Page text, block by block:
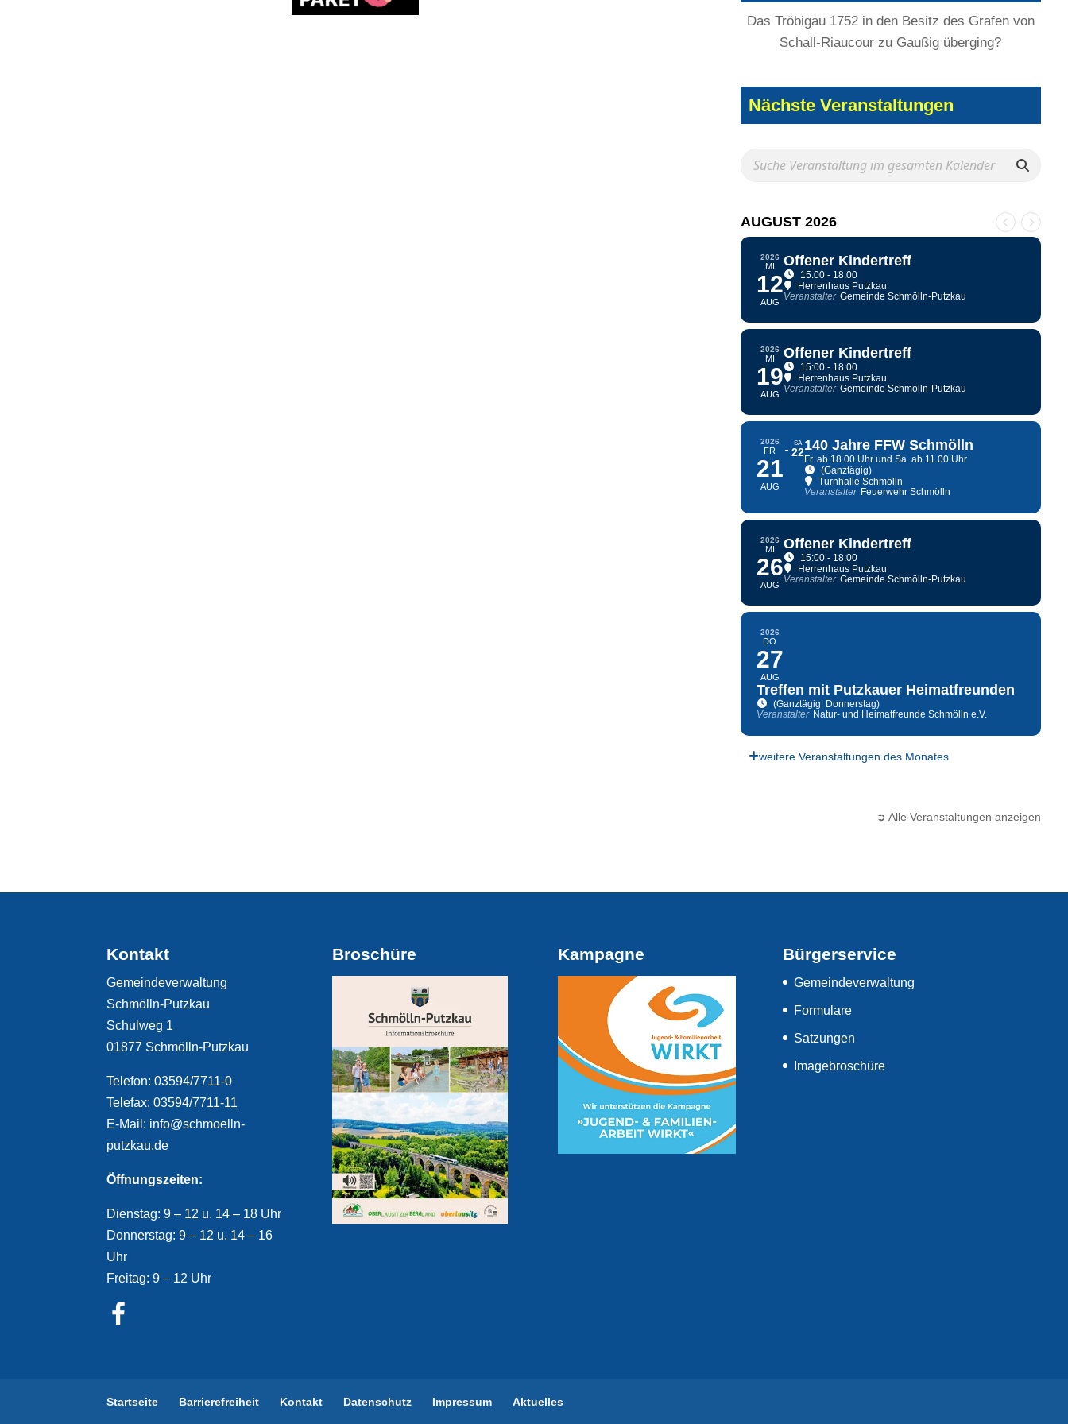
Das Tröbigau 1752 in den Besitz des Grafen von
Schall-Riaucour zu Gaußig überging?
Nächste Veranstaltungen
AUGUST 2026
2026
MI
12
AUG
Offener Kindertreff
15:00 - 18:00
Herrenhaus Putzkau
Veranstalter Gemeinde Schmölln-Putzkau
2026
MI
19
AUG
Offener Kindertreff
15:00 - 18:00
Herrenhaus Putzkau
Veranstalter Gemeinde Schmölln-Putzkau
2026
FR
21
AUG
SA
22140 Jahre FFW Schmölln
Fr. ab 18.00 Uhr und Sa. ab 11.00 Uhr
(Ganztägig)
Turnhalle Schmölln
Veranstalter Feuerwehr Schmölln
2026
MI
26
AUG
Offener Kindertreff
15:00 - 18:00
Herrenhaus Putzkau
Veranstalter Gemeinde Schmölln-Putzkau
2026
DO
27
AUG
Treffen mit Putzkauer Heimatfreunden
(Ganztägig: Donnerstag)
Veranstalter Natur- und Heimatfreunde Schmölln e.V.
weitere Veranstaltungen des Monates
➲ Alle Veranstaltungen anzeigen
Kontakt
Gemeindeverwaltung
Schmölln-Putzkau
Schulweg 1
01877 Schmölln-Putzkau
Telefon: 03594/7711-0
Telefax: 03594/7711-11
E-Mail: info@schmoelln-
putzkau.de
Öffnungszeiten:
Dienstag: 9 – 12 u. 14 – 18 Uhr
Donnerstag: 9 – 12 u. 14 – 16
Uhr
Freitag: 9 – 12 Uhr
Broschüre Kampagne Bürgerservice
Gemeindeverwaltung
Formulare
Satzungen
Imagebroschüre
Startseite Barrierefreiheit Kontakt Datenschutz Impressum Aktuelles